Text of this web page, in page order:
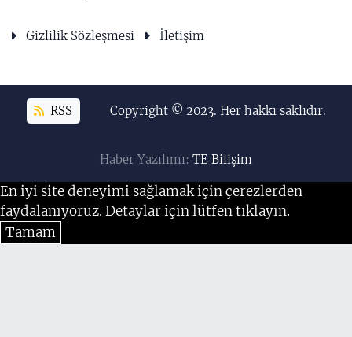
Gizlilik Sözleşmesi İletişim
RSS Copyright © 2023. Her hakkı saklıdır.
Haber Yazılımı: TE Bilişim
En iyi site deneyimi sağlamak için çerezlerden
faydalanıyoruz. Detaylar için lütfen tıklayın.
Tamam